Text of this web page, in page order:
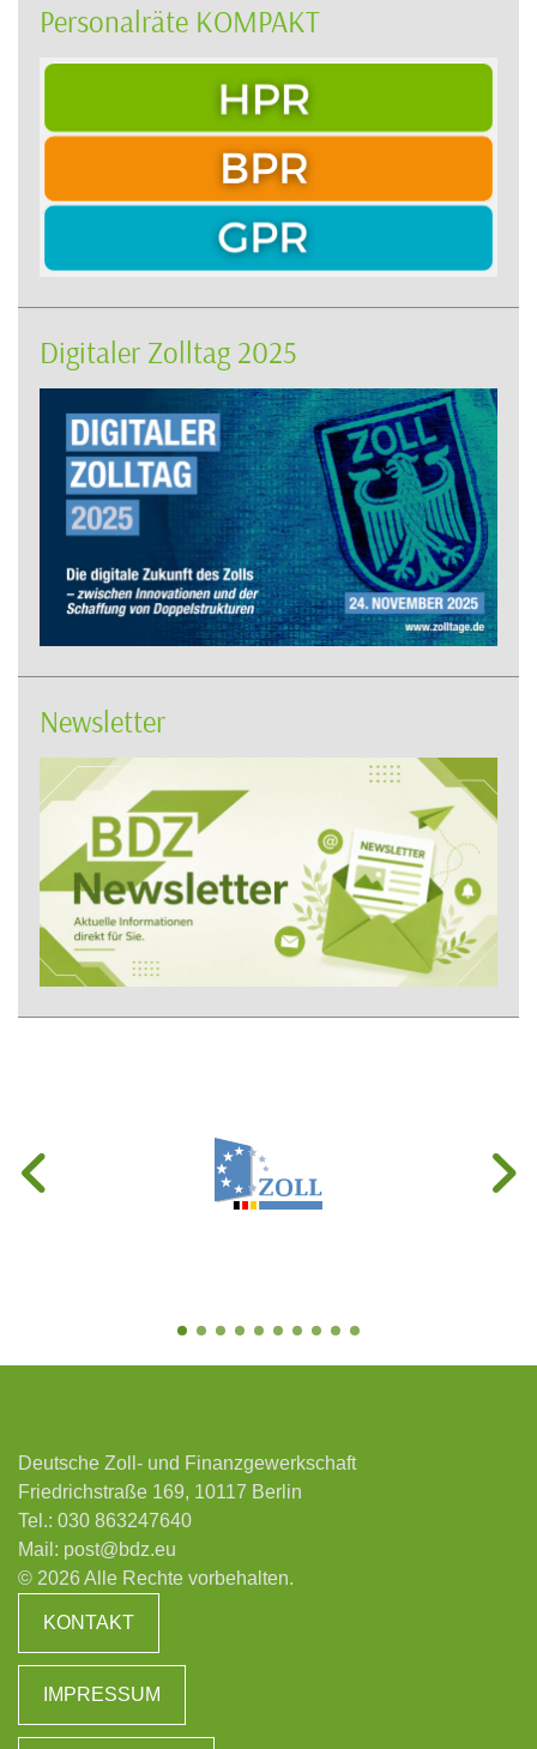
Personalräte KOMPAKT
Digitaler Zolltag 2025
Newsletter
Deutsche Zoll- und Finanzgewerkschaft
Friedrichstraße 169, 10117 Berlin
Tel.: 030 863247640
Mail: post@bdz.eu
© 2026 Alle Rechte vorbehalten.
KONTAKT
IMPRESSUM